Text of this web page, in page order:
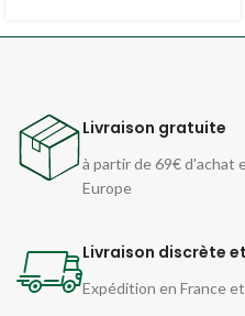
Livraison gratuite
à partir de 69€ d'achat
Europe
Livraison discrète
Expédition en France